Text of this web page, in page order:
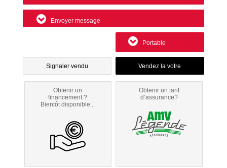
Envoyer message
Portable
Signaler vendu
Obtenir un
financement ?
Bientôt disponible...
Obtenir un tarif
d’assurance?